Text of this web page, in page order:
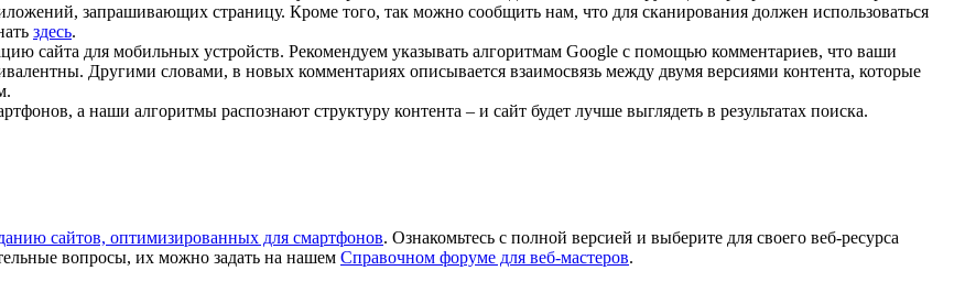
запрашивающих страницу. Кроме того, так можно сообщить нам, что для сканирования должен использоваться
здесь.
сайта для мобильных устройств. Рекомендуем указывать алгоритмам Google с помощью комментариев, что ваши
Другими словами, в новых комментариях описывается взаимосвязь между двумя версиями контента, которые
а наши алгоритмы распознают структуру контента – и сайт будет лучше выглядеть в результатах поиска.
сайтов, оптимизированных для смартфонов. Ознакомьтесь с полной версией и выберите для своего веб-ресурса
вопросы, их можно задать на нашем Справочном форуме для веб-мастеров.